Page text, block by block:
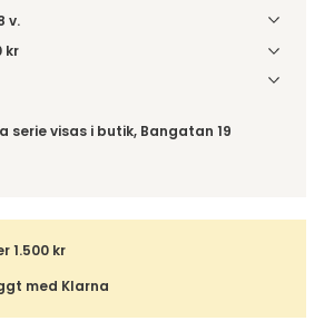
v.
kr
dina val' för fraktinformation på din
serie visas i butik, Bangatan 19
1.500 kr
med Klarna